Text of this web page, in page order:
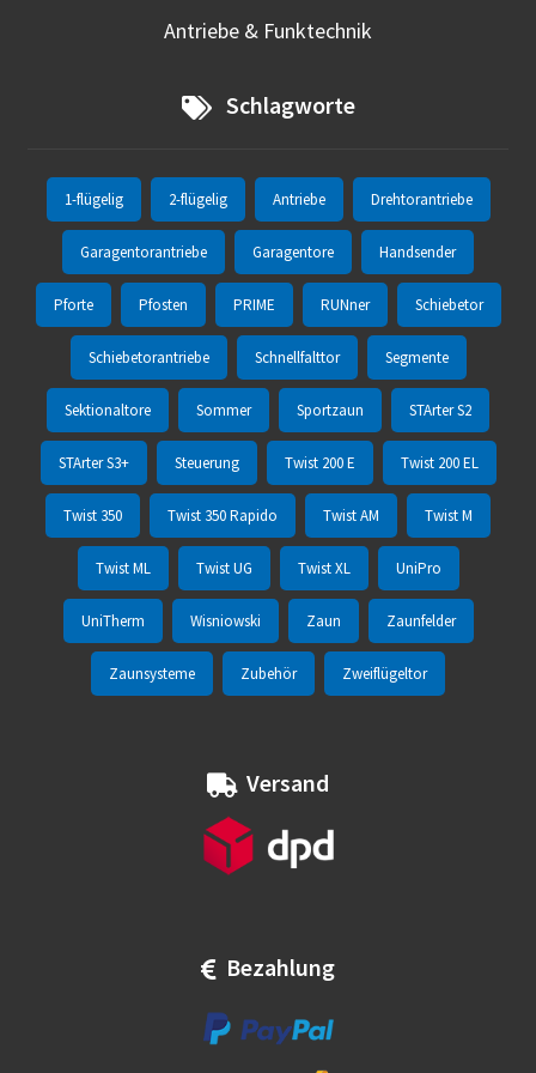
Antriebe & Funktechnik
Schlagworte
1-flügelig 2-flügelig Antriebe Drehtorantriebe
Garagentorantriebe Garagentore Handsender
Pforte Pfosten PRIME RUNner Schiebetor
Schiebetorantriebe Schnellfalttor Segmente
Sektionaltore Sommer Sportzaun STArter S2
STArter S3+ Steuerung Twist 200 E Twist 200 EL
Twist 350 Twist 350 Rapido Twist AM Twist M
Twist ML Twist UG Twist XL UniPro
UniTherm Wisniowski Zaun Zaunfelder
Zaunsysteme Zubehör Zweiflügeltor
Versand
Bezahlung